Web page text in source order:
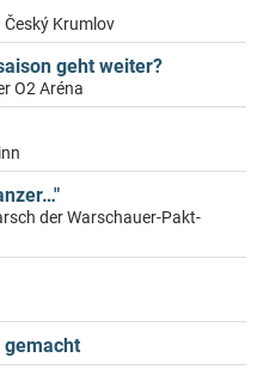
Krumlov
geht weiter?
O2 Aréna
der Warschauer-Pakt-
gemacht